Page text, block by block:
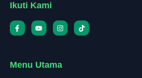
Ikuti Kami
Menu Utama